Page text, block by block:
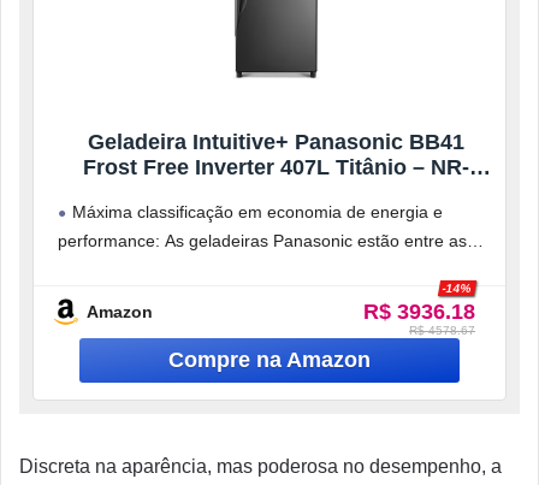
Geladeira Intuitive+ Panasonic BB41
Frost Free Inverter 407L Titânio – NR-
Máxima classificação em economia de energia e
performance: As geladeiras Panasonic estão entre as
Amazon R$ 3936.18
-14%
R$ 4578.67
Discreta na aparência, mas poderosa no desempenho, a